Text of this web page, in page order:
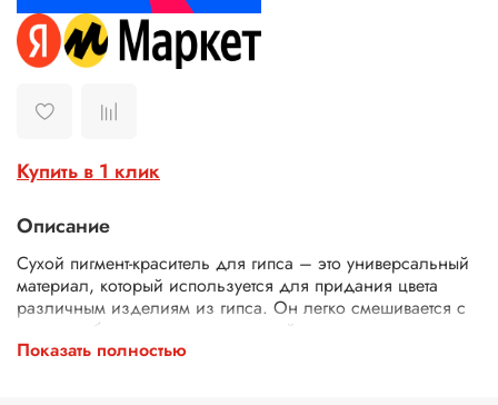
Купить в 1 клик
Описание
Сухой пигмент-краситель для гипса – это универсальный
материал, который используется для придания цвета
различным изделиям из гипса. Он легко смешивается с
гипсом, обеспечивая равномерный окрас готового
изделия. Пигменты представлены в широкой гамме
Показать полностью